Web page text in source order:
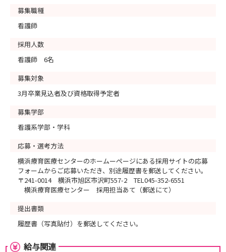
募集職種
看護師
採用人数
看護師 6名
募集対象
3月卒業見込者及び資格取得予定者
募集学部
看護系学部・学科
応募・選考方法
横浜療育医療センターのホームーページにある採用サイトの応募
フォームからご応募いただき、別途履歴書を郵送してください。
〒241-0014 横浜市旭区市沢町557-2 TEL045-352-6551
横浜療育医療センター 採用担当あて（郵送にて）
提出書類
履歴書（写真貼付）を郵送してください。
給与関連